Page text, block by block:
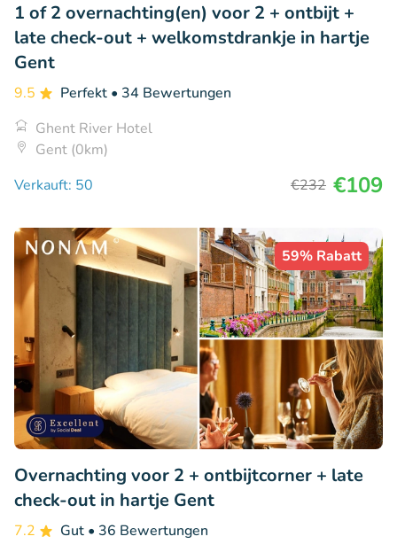
1 of 2 overnachting(en) voor 2 + ontbijt +
late check-out + welkomstdrankje in hartje
Gent
9.5 Perfekt • 34 Bewertungen
Ghent River Hotel
Gent (0km)
Verkauft: 50
€232 €109
59% Rabatt
Overnachting voor 2 + ontbijtcorner + late
check-out in hartje Gent
7.2 Gut • 36 Bewertungen